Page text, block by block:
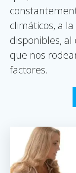
climáticos, a
disponibles,
que nos
factores.